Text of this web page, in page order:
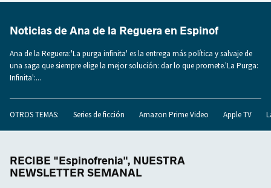
Noticias de Ana de la Reguera en Espinof
Ana de la Reguera:'La purga infinita' es la entrega más política y salvaje de
una saga que siempre elige la mejor solución: dar lo que promete.'La Purga:
Infinita':...
OTROS TEMAS: Series de ficción Amazon Prime Video Apple TV
RECIBE "Espinofrenia", NUESTRA
NEWSLETTER SEMANAL